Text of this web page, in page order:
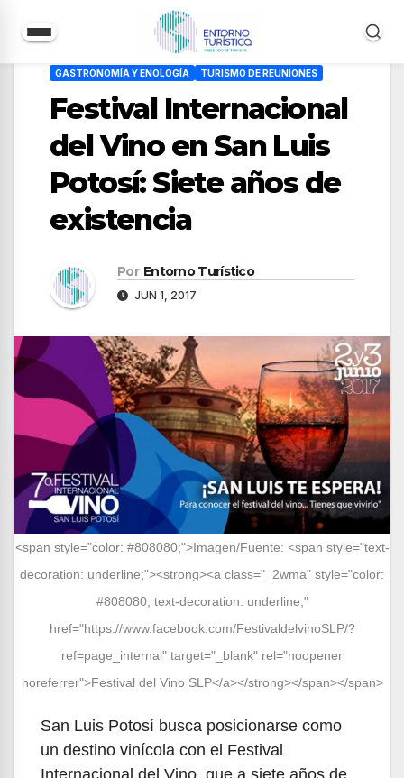
contenido
GASTRONOMÍA Y ENOLOGÍA TURISMO DE REUNIONES
Festival Internacional
del Vino en San Luis
Potosí: Siete años de
existencia
Por Entorno Turístico
JUN 1, 2017
<span style="color: #808080;">Imagen/Fuente: <span style="text-
decoration: underline;"><strong><a class="_2wma" style="color:
#808080; text-decoration: underline;"
href="https://www.facebook.com/FestivaldelvinoSLP/?
ref=page_internal" target="_blank" rel="noopener
noreferrer">Festival del Vino SLP</a></strong></span></span>
San Luis Potosí busca posicionarse como
un destino vinícola con el Festival
Internacional del Vino, que a siete años de